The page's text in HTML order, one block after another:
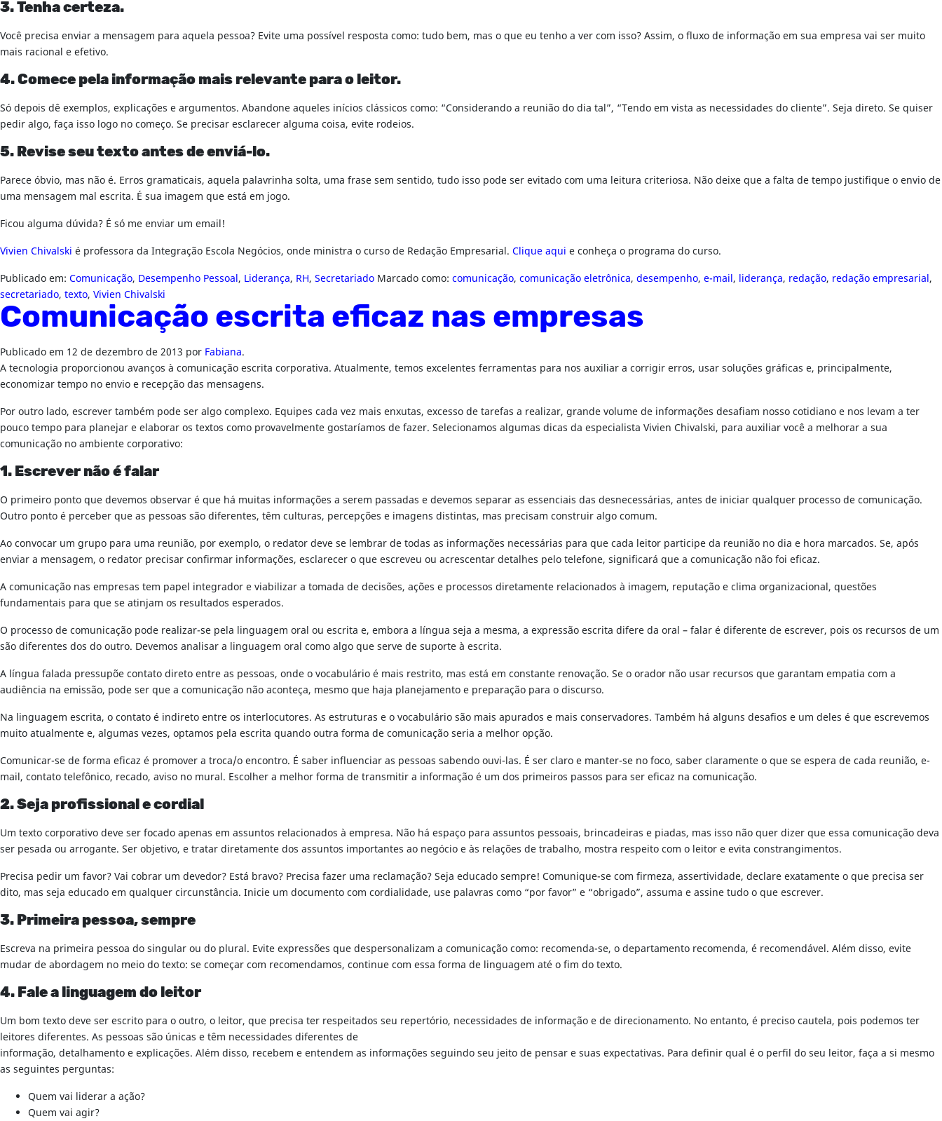
3. Tenha certeza.
Você precisa enviar a mensagem para aquela pessoa? Evite uma possível resposta como: tudo bem, mas o que eu tenho a ver com isso? Assim, o fluxo de informação em sua empresa vai ser muito
mais racional e efetivo.
4. Comece pela informação mais relevante para o leitor.
Só depois dê exemplos, explicações e argumentos. Abandone aqueles inícios clássicos como: “Considerando a reunião do dia tal”, “Tendo em vista as necessidades do cliente”. Seja direto. Se quiser
pedir algo, faça isso logo no começo. Se precisar esclarecer alguma coisa, evite rodeios.
5. Revise seu texto antes de enviá-lo.
Parece óbvio, mas não é. Erros gramaticais, aquela palavrinha solta, uma frase sem sentido, tudo isso pode ser evitado com uma leitura criteriosa. Não deixe que a falta de tempo justifique o envio de
uma mensagem mal escrita. É sua imagem que está em jogo.
Ficou alguma dúvida? É só me enviar um email!
Vivien Chivalski é professora da Integração Escola Negócios, onde ministra o curso de Redação Empresarial. Clique aqui e conheça o programa do curso.
Publicado em: Comunicação, Desempenho Pessoal, Liderança, RH, Secretariado Marcado como: comunicação, comunicação eletrônica, desempenho, e-mail, liderança, redação, redação empresarial,
secretariado, texto, Vivien Chivalski
Comunicação escrita eficaz nas empresas
Publicado em 12 de dezembro de 2013 por Fabiana.
A tecnologia proporcionou avanços à comunicação escrita corporativa. Atualmente, temos excelentes ferramentas para nos auxiliar a corrigir erros, usar soluções gráficas e, principalmente,
economizar tempo no envio e recepção das mensagens.
Por outro lado, escrever também pode ser algo complexo. Equipes cada vez mais enxutas, excesso de tarefas a realizar, grande volume de informações desafiam nosso cotidiano e nos levam a ter
pouco tempo para planejar e elaborar os textos como provavelmente gostaríamos de fazer. Selecionamos algumas dicas da especialista Vivien Chivalski, para auxiliar você a melhorar a sua
comunicação no ambiente corporativo:
1. Escrever não é falar
O primeiro ponto que devemos observar é que há muitas informações a serem passadas e devemos separar as essenciais das desnecessárias, antes de iniciar qualquer processo de comunicação.
Outro ponto é perceber que as pessoas são diferentes, têm culturas, percepções e imagens distintas, mas precisam construir algo comum.
Ao convocar um grupo para uma reunião, por exemplo, o redator deve se lembrar de todas as informações necessárias para que cada leitor participe da reunião no dia e hora marcados. Se, após
enviar a mensagem, o redator precisar confirmar informações, esclarecer o que escreveu ou acrescentar detalhes pelo telefone, significará que a comunicação não foi eficaz.
A comunicação nas empresas tem papel integrador e viabilizar a tomada de decisões, ações e processos diretamente relacionados à imagem, reputação e clima organizacional, questões
fundamentais para que se atinjam os resultados esperados.
O processo de comunicação pode realizar-se pela linguagem oral ou escrita e, embora a língua seja a mesma, a expressão escrita difere da oral – falar é diferente de escrever, pois os recursos de um
são diferentes dos do outro. Devemos analisar a linguagem oral como algo que serve de suporte à escrita.
A língua falada pressupõe contato direto entre as pessoas, onde o vocabulário é mais restrito, mas está em constante renovação. Se o orador não usar recursos que garantam empatia com a
audiência na emissão, pode ser que a comunicação não aconteça, mesmo que haja planejamento e preparação para o discurso.
Na linguagem escrita, o contato é indireto entre os interlocutores. As estruturas e o vocabulário são mais apurados e mais conservadores. Também há alguns desafios e um deles é que escrevemos
muito atualmente e, algumas vezes, optamos pela escrita quando outra forma de comunicação seria a melhor opção.
Comunicar-se de forma eficaz é promover a troca/o encontro. É saber influenciar as pessoas sabendo ouvi-las. É ser claro e manter-se no foco, saber claramente o que se espera de cada reunião, e-
mail, contato telefônico, recado, aviso no mural. Escolher a melhor forma de transmitir a informação é um dos primeiros passos para ser eficaz na comunicação.
2. Seja profissional e cordial
Um texto corporativo deve ser focado apenas em assuntos relacionados à empresa. Não há espaço para assuntos pessoais, brincadeiras e piadas, mas isso não quer dizer que essa comunicação deva
ser pesada ou arrogante. Ser objetivo, e tratar diretamente dos assuntos importantes ao negócio e às relações de trabalho, mostra respeito com o leitor e evita constrangimentos.
Precisa pedir um favor? Vai cobrar um devedor? Está bravo? Precisa fazer uma reclamação? Seja educado sempre! Comunique-se com firmeza, assertividade, declare exatamente o que precisa ser
dito, mas seja educado em qualquer circunstância. Inicie um documento com cordialidade, use palavras como “por favor” e “obrigado”, assuma e assine tudo o que escrever.
3. Primeira pessoa, sempre
Escreva na primeira pessoa do singular ou do plural. Evite expressões que despersonalizam a comunicação como: recomenda-se, o departamento recomenda, é recomendável. Além disso, evite
mudar de abordagem no meio do texto: se começar com recomendamos, continue com essa forma de linguagem até o fim do texto.
4. Fale a linguagem do leitor
Um bom texto deve ser escrito para o outro, o leitor, que precisa ter respeitados seu repertório, necessidades de informação e de direcionamento. No entanto, é preciso cautela, pois podemos ter
leitores diferentes. As pessoas são únicas e têm necessidades diferentes de
informação, detalhamento e explicações. Além disso, recebem e entendem as informações seguindo seu jeito de pensar e suas expectativas. Para definir qual é o perfil do seu leitor, faça a si mesmo
as seguintes perguntas:
Quem vai liderar a ação?
Quem vai agir?